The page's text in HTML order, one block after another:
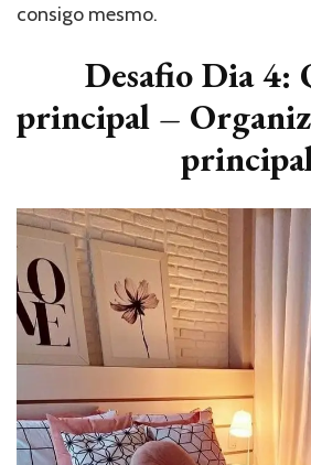
consigo mesmo.
Desafio Dia 4:
principal –